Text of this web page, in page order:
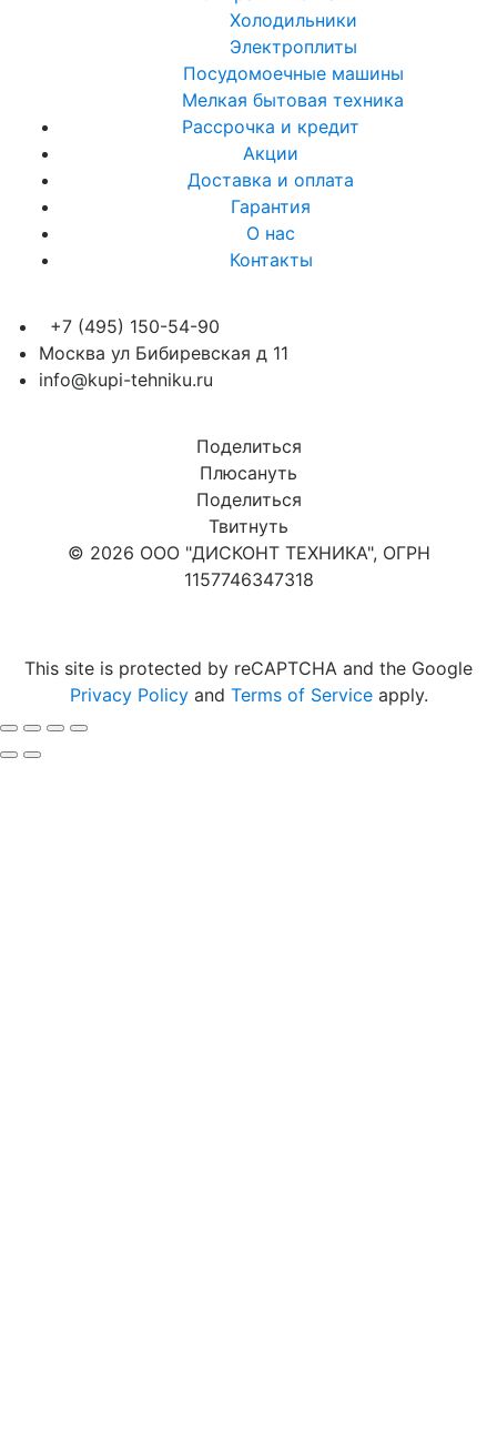
Холодильники
Электроплиты
Посудомоечные машины
Мелкая бытовая техника
Рассрочка и кредит
Акции
Доставка и оплата
Гарантия
О нас
Контакты
+7 (495) 150-54-90
Москва ул Бибиревская д 11
info@kupi-tehniku.ru
Поделиться
Плюсануть
Поделиться
Твитнуть
© 2026 ООО "ДИСКОНТ ТЕХНИКА", ОГРН
1157746347318
This site is protected by reCAPTCHA and the Google
Privacy Policyand Terms of Serviceapply.